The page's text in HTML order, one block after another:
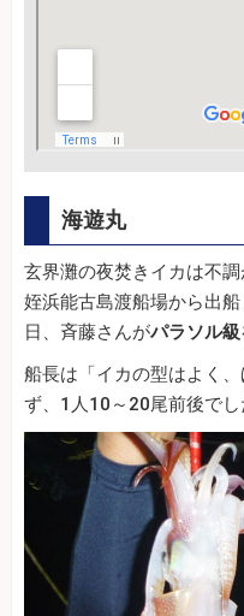
海遊丸
玄界灘の夜焚きイカは不
姪浜能古島渡船場から出
日、斉藤さんがパラソル級
船長は「イカの型はよく
ず、1人10～20尾前後でし